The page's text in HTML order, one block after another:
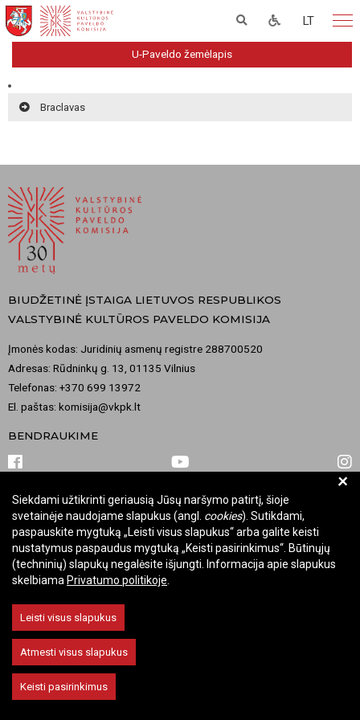
LT
U-Paveldo žemėlapis
Braclavas
BIUDŽETINĖ ĮSTAIGA LIETUVOS RESPUBLIKOS
VALSTYBINĖ KULTŪROS PAVELDO KOMISIJA
Įmonės kodas: Juridinių asmenų registre 288700520
Adresas: Rūdninkų g. 13, 01135 Vilnius
Telefonas: +370 699 13972
El. paštas: komisija@vkpk.lt
BENDRAUKIME
© 2026 Valstybinė kultūros paveldo komisija. Visos teisės saugomos.
Keisti slapukų nustatymus
+
Siekdami užtikrinti geriausią Jūsų naršymo patirtį, šioje
svetainėje naudojame slapukus (angl. cookies). Sutikdami,
paspauskite mygtuką „Leisti visus slapukus“ arba galite keisti
nustatymus paspaudus mygtuką „Keisti pasirinkimus“. Būtinųjų
(techninių) slapukų negalėsite išjungti. Informacija apie slapukus
skelbiama Privatumo politikoje
Leisti visus slapukus
Atmesti visus slapukus
Keisti pasirinkimus